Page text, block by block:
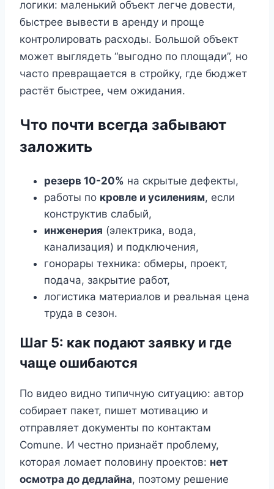
логики: маленький объект легче довести,
быстрее вывести в аренду и проще
контролировать расходы. Большой объект
может выглядеть “выгодно по площади”, но
часто превращается в стройку, где бюджет
растёт быстрее, чем ожидания.
Что почти всегда забывают
заложить
резерв 10-20% на скрытые дефекты,
работы по кровле и усилениям, если
конструктив слабый,
инженерия (электрика, вода,
канализация) и подключения,
гонорары техника: обмеры, проект,
подача, закрытие работ,
логистика материалов и реальная цена
труда в сезон.
Шаг 5: как подают заявку и где
чаще ошибаются
По видео видно типичную ситуацию: автор
собирает пакет, пишет мотивацию и
отправляет документы по контактам
Comune. И честно признаёт проблему,
которая ломает половину проектов: нет
осмотра до дедлайна, поэтому решение